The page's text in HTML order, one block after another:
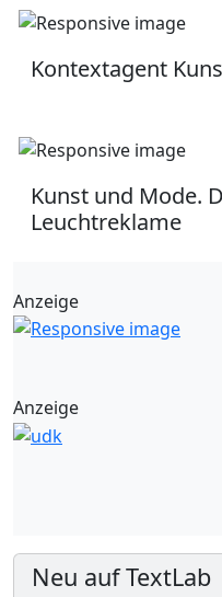
Kontextagent
Kunst und Mode.
Leuchtreklame
Anzeige
Anzeige
Neu auf TextLab